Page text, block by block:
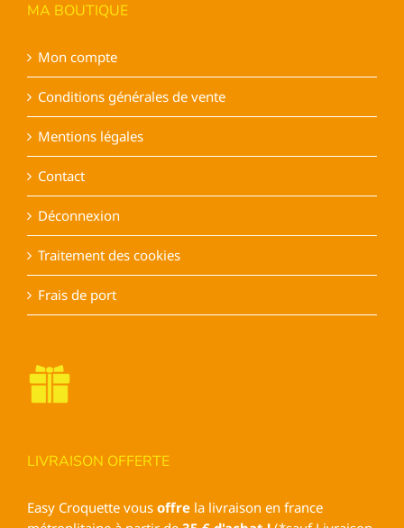
produit
MA BOUTIQUE
Mon compte
Conditions générales de vente
Mentions légales
Contact
Déconnexion
Traitement des cookies
Frais de port
LIVRAISON OFFERTE
Easy Croquette vous offre la livraison en france